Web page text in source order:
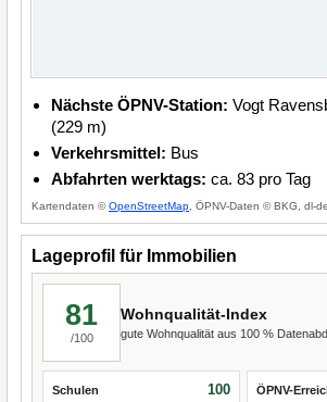
Nächste ÖPNV-Station: Vogt
(229 m)
Verkehrsmittel: Bus
Abfahrten werktags: ca. 83 pro Tag
Kartendaten ©OpenStreetMap , ÖPNV-Daten © BKG, dl-
Lageprofil für Immobilien
81
/100
Wohnqualität-Index
gute Wohnqualität aus 100 %
Schulen 100 ÖPNV-